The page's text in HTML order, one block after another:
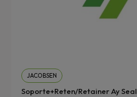
JACOBSEN
Soporte+Reten/Retainer Ay Seal